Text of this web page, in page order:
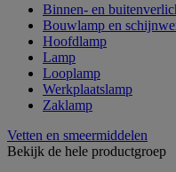
Binnen- en
Bouwlamp en
Hoofdlamp
Lamp
Looplamp
Werkplaatslamp
Zaklamp
Vetten en smeermiddelen
Bekijk de hele productgroep